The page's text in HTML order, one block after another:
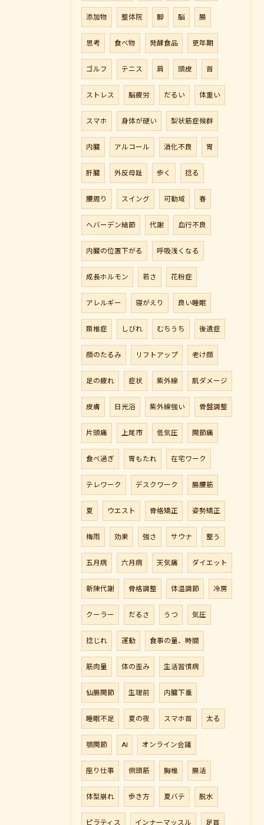
添加物 整体院 脚 脳 腸
思考 食べ物 発酵食品 更年期
ゴルフ テニス 肩 頭皮 首
ストレス 脳疲労 だるい 体重い
スマホ 身体が硬い 梨状筋症候群
内臓 アルコール 消化不良 胃
肝臓 外反母趾 歩く 捻る
腰周り スイング 可動域 春
へバーデン結節 代謝 血行不良
内臓の位置下がる 呼吸浅くなる
成長ホルモン 若さ 花粉症
アレルギー 寝がえり 良い睡眠
頚椎症 しびれ むちうち 後遺症
顔のたるみ リフトアップ 老け顔
足の疲れ 症状 紫外線 肌ダメージ
皮膚 日光浴 紫外線強い 骨盤調整
片頭痛 上尾市 低気圧 関節痛
食べ過ぎ 胃もたれ 在宅ワーク
テレワーク デスクワーク 腸腰筋
夏 ウエスト 骨格矯正 姿勢矯正
梅雨 効果 強さ サウナ 整う
五月病 六月病 天気痛 ダイエット
新陳代謝 骨格調整 体温調節 冷房
クーラー だるさ うつ 気圧
捻じれ 運動 食事の量、時間
筋肉量 体の歪み 生活習慣病
仙腸関節 生理前 内臓下垂
睡眠不足 夏の夜 スマホ首 太る
顎関節 AI オンライン会議
座り仕事 側頭筋 胸椎 腸活
体型崩れ 歩き方 夏バテ 脱水
ピラティス インナーマッスル 足首
ご予約はこちら